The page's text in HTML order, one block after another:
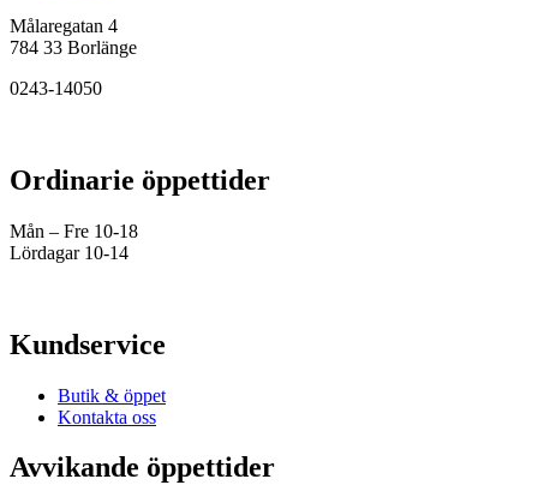
Målaregatan 4
784 33 Borlänge
0243-14050
Ordinarie öppettider
Mån – Fre 10-18
Lördagar 10-14
Kundservice
Butik & öppet
Kontakta oss
Avvikande öppettider